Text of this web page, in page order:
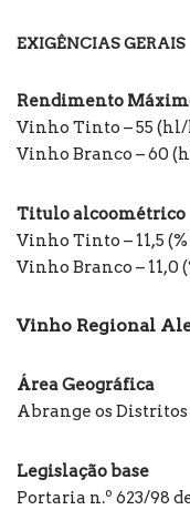
EXIGÊNCIAS GERAIS
Rendimento
Vinho Tinto – 55
Vinho Branco – 60
Titulo alcoométrico
Vinho Tinto – 11,5
Vinho Branco – 11,0
Vinho Regional
Área Geográfica
Abrange os Distritos
Legislação base
Portaria n.º 623/98